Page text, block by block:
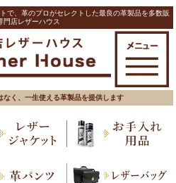
で、革のプロがセレクトした最良の革製品を多数販
門店レザーハウス
なく、一生使える革製品を提供します